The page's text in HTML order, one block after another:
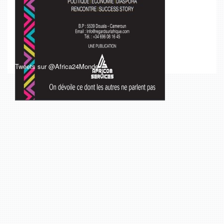
Tweets sur @Africa24Monde